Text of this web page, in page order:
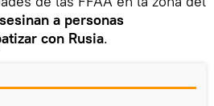
a personas
con Rusia.